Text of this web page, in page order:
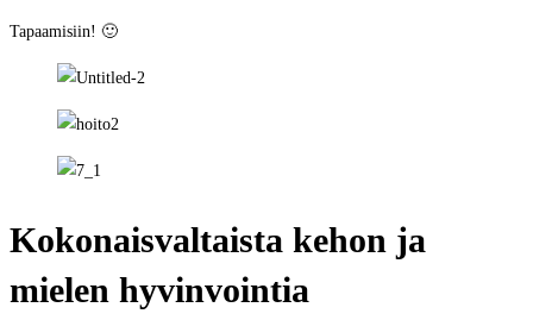
Tapaamisiin! 🙂
Kokonaisvaltaista kehon ja
mielen hyvinvointia